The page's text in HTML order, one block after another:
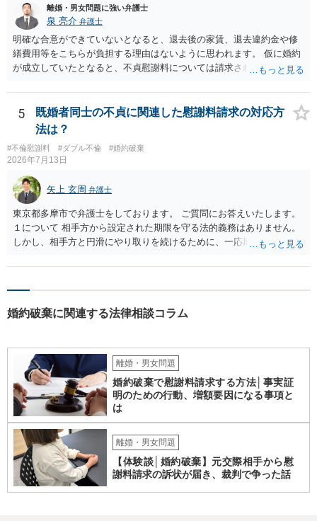
離婚・男女問題に強い弁護士
泉 亮介 弁護士
明確な合意ができていないとなると、退去後の家賃、退去違約金や修
繕費用等をこちらが負担する理由はないように思われます。 仮に婚約
が成立していたとなると、不貞慰謝料については請求される可能性が
れば早めに弁護士に相談し、弁護士から回答をさせると良いでしょ
う。
5
既婚者同士の不貞に関連した慰謝料請求の対応方
法は？
#不倫慰謝料 #ダブル不倫 #婚約破棄
2026年7月13日
矢上 玄周 弁護士
東京都多摩市で弁護士をしております。 ご質問にお答えいたします。
１について 相手方から設定された期限を守る法的義務はありません。
しかし、相手方と円滑にやり取りを続けるために、一応期限を守って
が、期限を守らないのもご不安という場合には、「弁護士に相談して
は、法的には別の議論ではありますが、事実上の繋がりがないわけで
負担割合が高くなり、婚約破棄の慰謝料も払う必要が生じるという可
能性もないわけではありません。 ただし、法律上重婚は認められてい
ないので、既婚者同士の婚約が成立するかといわれると、成立しない
と判断される可能性の方が高いと思われます。 ３について 和解をする
際には、清算条項という定めを設けることがほとんどです。 清算条項
を定めることによって、「これをもってお互いに今後一切請求しな
い」ことを双方が誓約することになります。 上記はあくまでも一般論
としての回答となります。 詳細なご事情をお伺いすればより適切な回
答ができるかと存じます。 弁護士に相談すべき事案かと存じますの
で、お早めにご相談されることをお勧めいたします。
婚約破棄に関連する法律相談コラム
離婚・男女問題
婚約破棄で慰謝料請求する方法│事実証
明のための行動、増額要因になる事項と
は
離婚・男女問題
【体験談│婚約破棄】元交際相手から慰
謝料請求の訴状が届き、裁判で争った話